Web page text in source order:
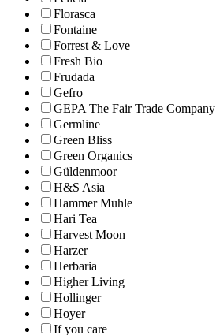
Florasca
Fontaine
Forrest & Love
Fresh Bio
Frudada
Gefro
GEPA The Fair Trade Company
Germline
Green Bliss
Green Organics
Güldenmoor
H&S Asia
Hammer Muhle
Hari Tea
Harvest Moon
Harzer
Herbaria
Higher Living
Hollinger
Hoyer
If you care